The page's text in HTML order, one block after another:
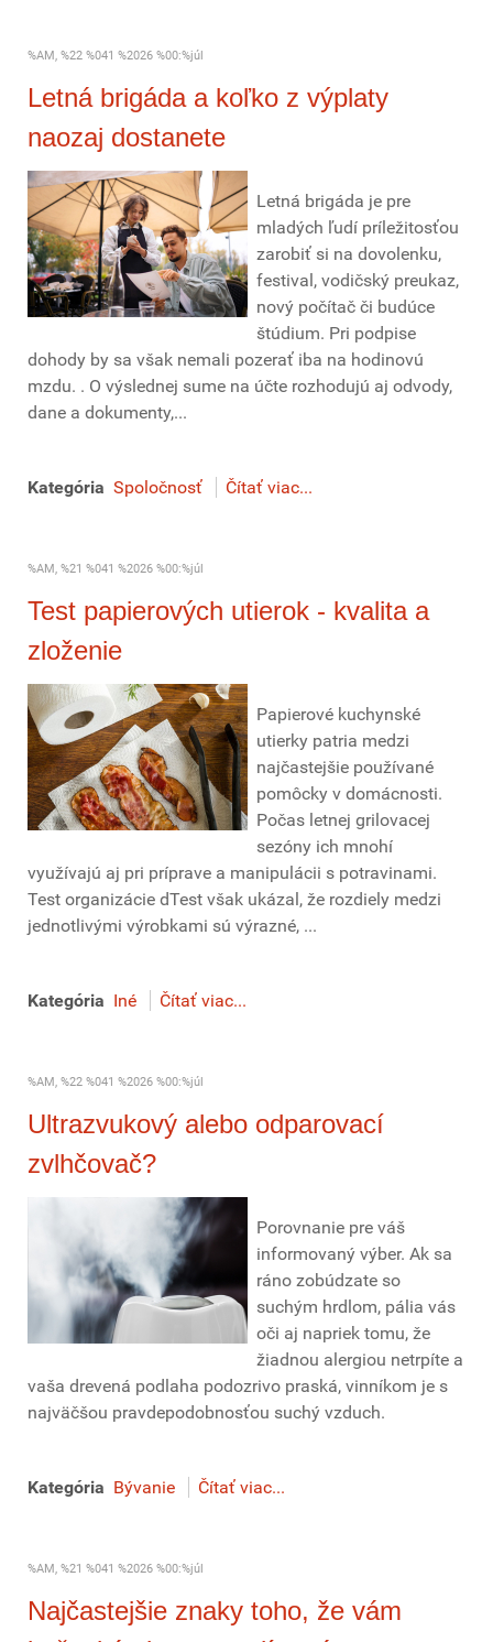
%AM, %22 %041 %2026 %00:%júl
Letná brigáda a koľko z výplaty
naozaj dostanete
Letná brigáda je pre
mladých ľudí príležitosťou
zarobiť si na dovolenku,
festival, vodičský preukaz,
nový počítač či budúce
štúdium. Pri podpise
dohody by sa však nemali pozerať iba na hodinovú
mzdu. . O výslednej sume na účte rozhodujú aj odvody,
dane a dokumenty,...
Kategória Spoločnosť Čítať viac...
%AM, %21 %041 %2026 %00:%júl
Test papierových utierok - kvalita a
zloženie
Papierové kuchynské
utierky patria medzi
najčastejšie používané
pomôcky v domácnosti.
Počas letnej grilovacej
sezóny ich mnohí
využívajú aj pri príprave a manipulácii s potravinami.
Test organizácie dTest však ukázal, že rozdiely medzi
jednotlivými výrobkami sú výrazné, ...
Kategória Iné Čítať viac...
%AM, %22 %041 %2026 %00:%júl
Ultrazvukový alebo odparovací
zvlhčovač?
Porovnanie pre váš
informovaný výber. Ak sa
ráno zobúdzate so
suchým hrdlom, pália vás
oči aj napriek tomu, že
žiadnou alergiou netrpíte a
vaša drevená podlaha podozrivo praská, vinníkom je s
najväčšou pravdepodobnosťou suchý vzduch.
Kategória Bývanie Čítať viac...
%AM, %21 %041 %2026 %00:%júl
Najčastejšie znaky toho, že vám